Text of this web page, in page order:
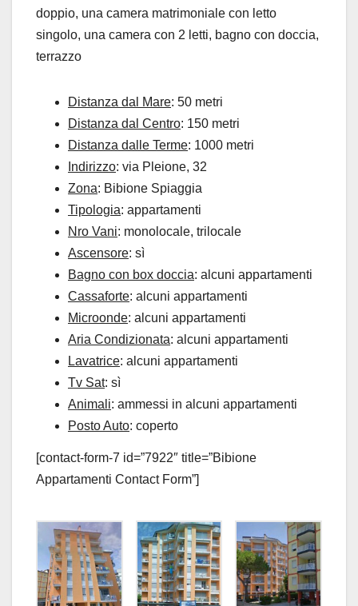
doppio, una camera matrimoniale con letto
singolo, una camera con 2 letti, bagno con doccia,
terrazzo
Distanza dal Mare: 50 metri
Distanza dal Centro: 150 metri
Distanza dalle Terme: 1000 metri
Indirizzo: via Pleione, 32
Zona: Bibione Spiaggia
Tipologia: appartamenti
Nro Vani: monolocale, trilocale
Ascensore: sì
Bagno con box doccia: alcuni appartamenti
Cassaforte: alcuni appartamenti
Microonde: alcuni appartamenti
Aria Condizionata: alcuni appartamenti
Lavatrice: alcuni appartamenti
Tv Sat: sì
Animali: ammessi in alcuni appartamenti
Posto Auto: coperto
[contact-form-7 id=”7922″ title=”Bibione
Appartamenti Contact Form”]